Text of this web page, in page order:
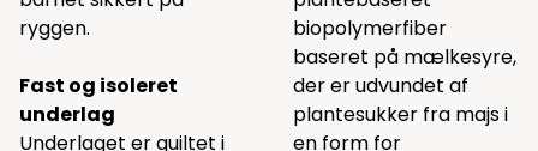
ryggen.
Fast og isoleret
underlag
Underlaget er quiltet i
biopolymerfiber
baseret på mælkesyre,
der er udvundet af
plantesukker fra majs i
en form for